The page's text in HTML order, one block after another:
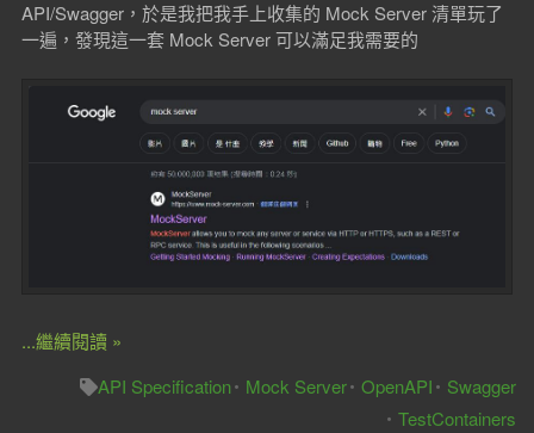
API/Swagger，於是我把我手上收集的 Mock Server 清單玩了
一遍，發現這一套 Mock Server 可以滿足我需要的
...繼續閱讀 »
API Specification
Mock Server OpenAPI
Swagger
TestContainers